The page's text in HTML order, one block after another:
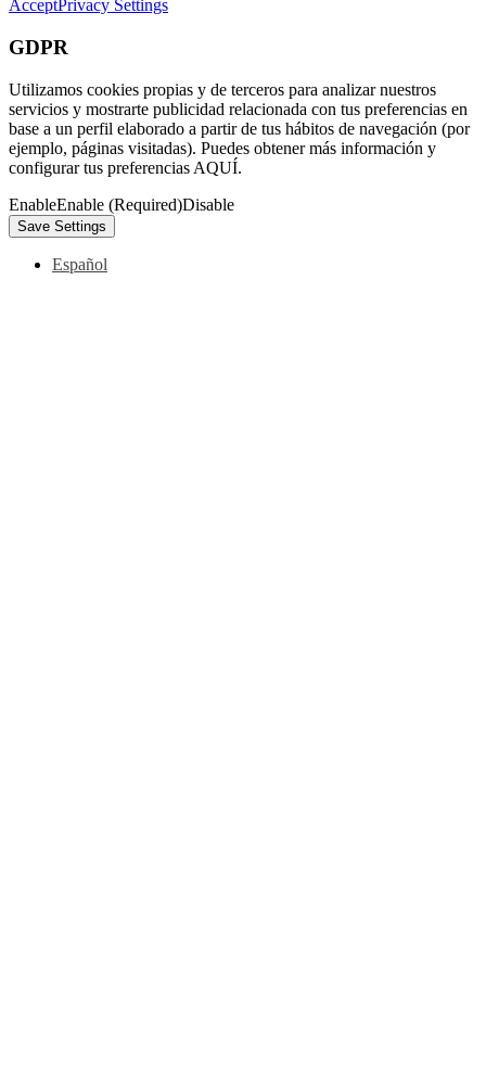
AcceptPrivacy Settings
GDPR
Utilizamos cookies propias y de terceros para analizar nuestros
servicios y mostrarte publicidad relacionada con tus preferencias en
base a un perfil elaborado a partir de tus hábitos de navegación (por
ejemplo, páginas visitadas). Puedes obtener más información y
configurar tus preferencias AQUÍ.
EnableEnable (Required)Disable
Español